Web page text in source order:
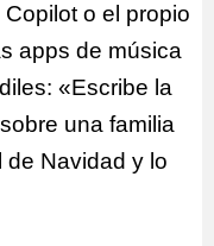
Copilot o el propio
apps de música
«Escribe la
una familia
de Navidad y lo